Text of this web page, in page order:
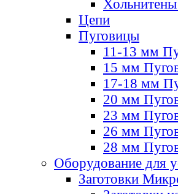
Цепи
Пуговицы
11-13 мм
15 мм
17-18 мм
20 мм
23 мм
26 мм
28 мм
Оборудование для
Заготовки